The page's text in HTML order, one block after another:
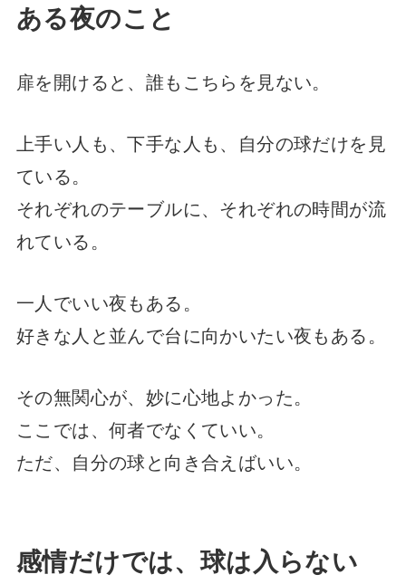
ある夜のこと
扉を開けると、誰もこちらを見ない。
上手い人も、下手な人も、自分の球だけを見
ている。
それぞれのテーブルに、それぞれの時間が流
れている。
一人でいい夜もある。
好きな人と並んで台に向かいたい夜もある。
その無関心が、妙に心地よかった。
ここでは、何者でなくていい。
ただ、自分の球と向き合えばいい。
感情だけでは、球は入らない